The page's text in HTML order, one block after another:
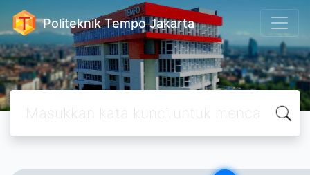
Politeknik Tempo Jakarta